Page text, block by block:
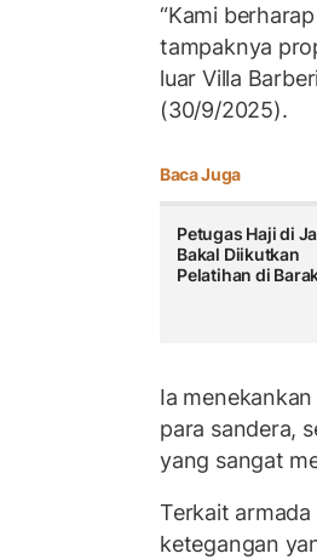
“Kami
tampaknya
luar Villa
(30/9/2025).
Baca Juga
Petugas Haji di
Bakal Diikutkan
Pelatihan di
Ia
para sandera,
yang sangat
Terkait
ketegangan